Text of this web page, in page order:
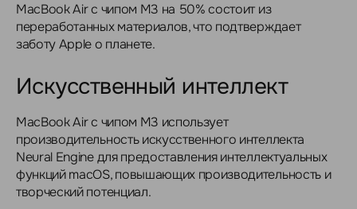
MacBook Air с чипом M3 на 50% состоит из
переработанных материалов, что подтверждает
заботу Apple о планете.
Искусственный интеллект
MacBook Air с чипом M3 использует
производительность искусственного интеллекта
Neural Engine для предоставления интеллектуальных
функций macOS, повышающих производительность и
творческий потенциал.